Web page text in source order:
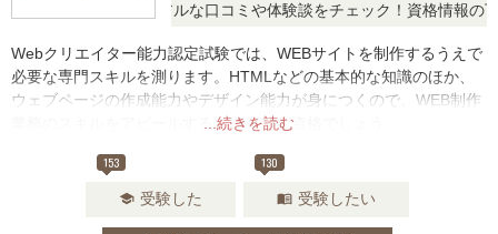
に思ったら、リアルな口コミや体験談をチェック！資格情報の下か
...続きを読む
Webクリエイター能力認定試験では、WEBサイトを制作するうえで
必要な専門スキルを測ります。HTMLなどの基本的な知識のほか、
ウェブページの作成能力やデザイン能力が身につくので、WEB制作
業務のスキルをアピールするには有効な資格でしょう。
153
school 受験した
130
menu_book 受験したい